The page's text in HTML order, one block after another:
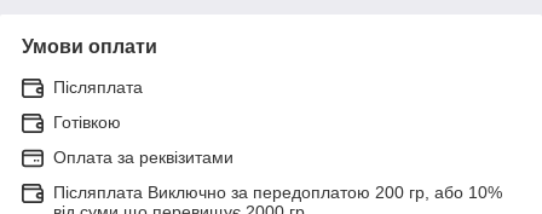
Умови оплати
Післяплата
Готівкою
Оплата за реквізитами
Післяплата Виключно за передоплатою 200 гр, або 10%